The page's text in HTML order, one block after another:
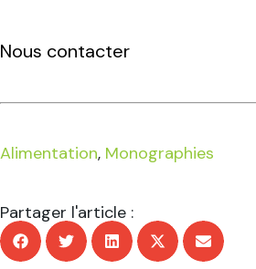
Nous contacter
Alimentation, Monographies
Partager l'article :